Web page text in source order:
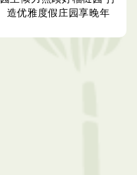
造优雅度假庄园享晚年